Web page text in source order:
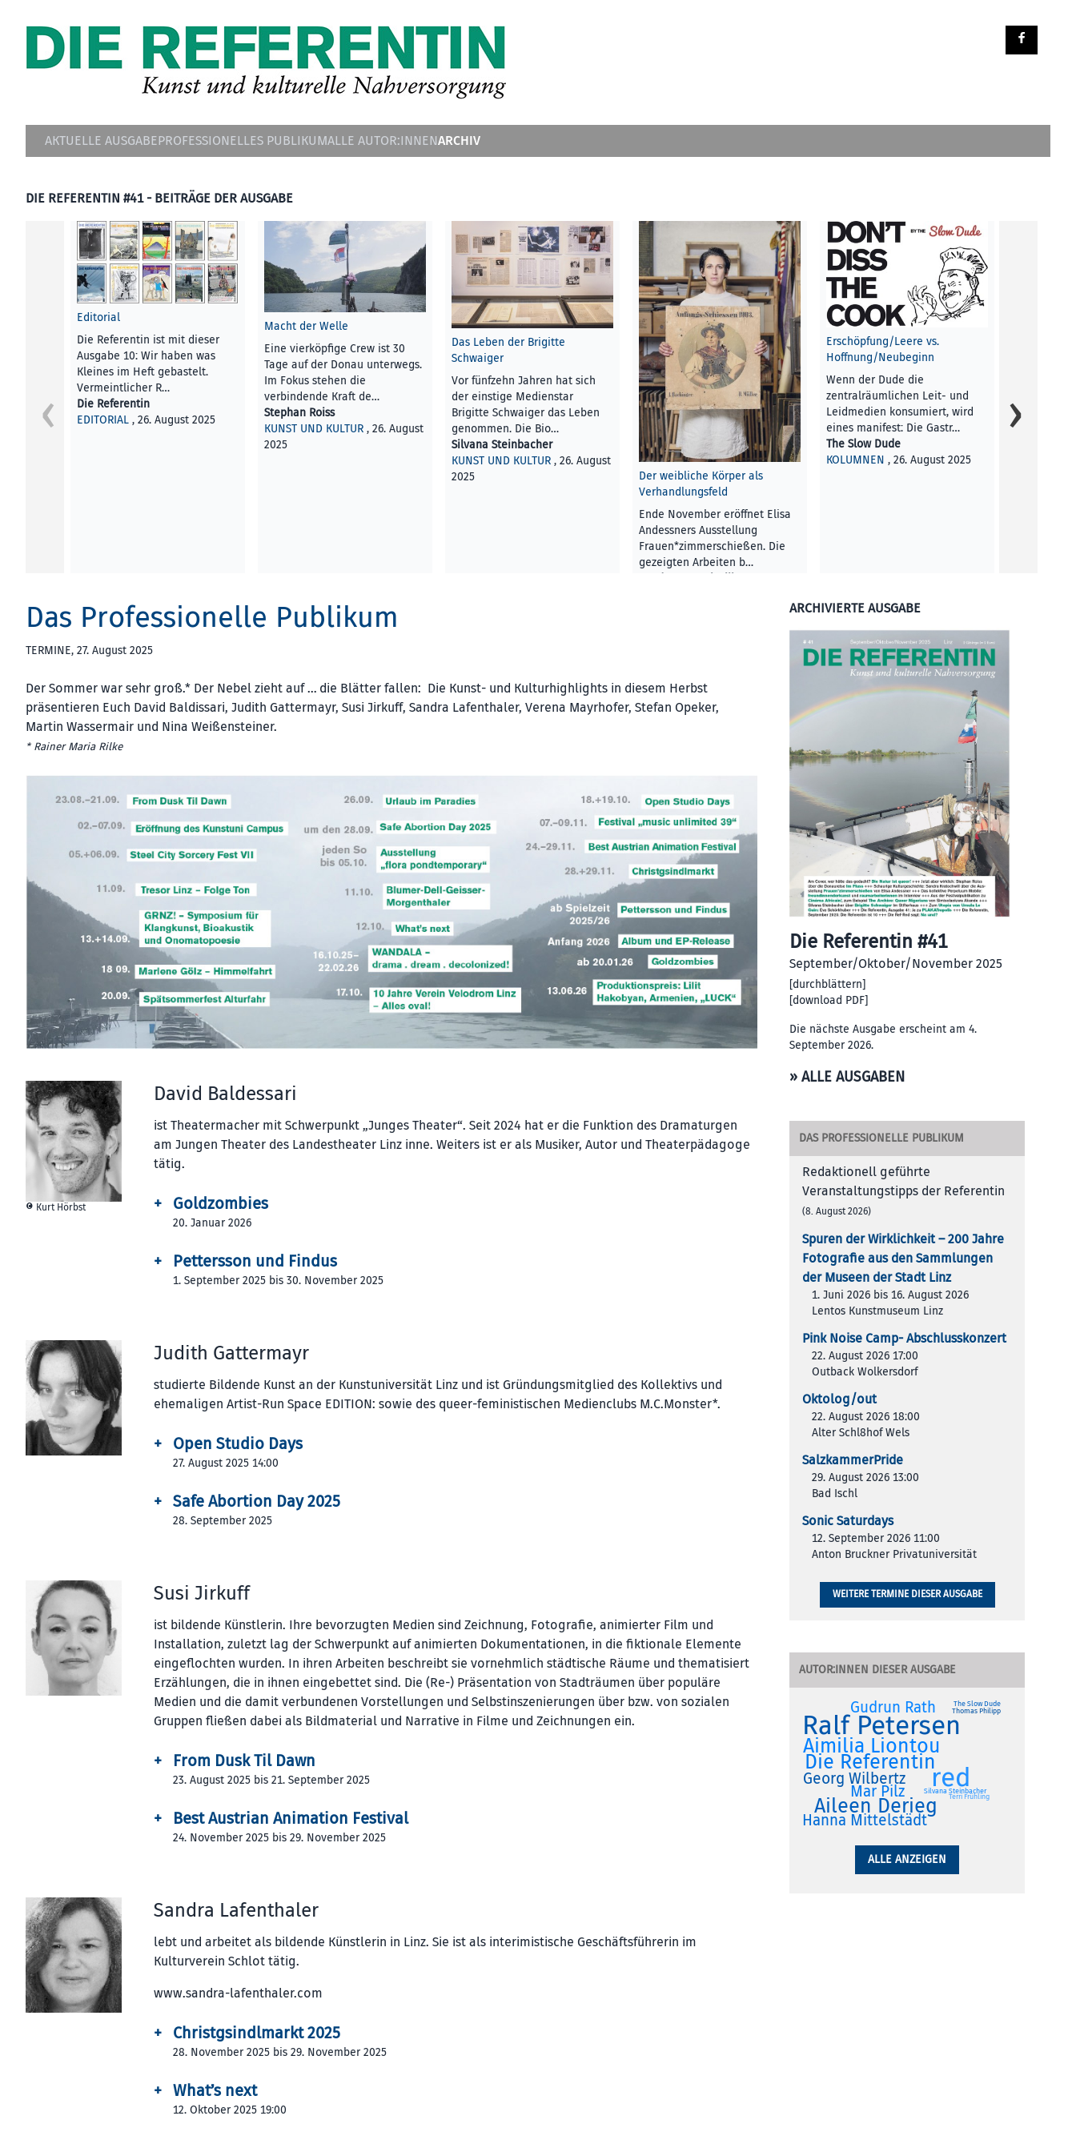
AKTUELLE AUSGABEPROFESSIONELLES PUBLIKUMALLE AUTOR:INNENARCHIV
DIE REFERENTIN #41 - BEITRÄGE DER AUSGABE
Editorial
Die Referentin ist mit dieser
Ausgabe 10: Wir haben was
Kleines im Heft gebastelt.
Vermeintlicher R…
Die Referentin
EDITORIAL , 26. August 2025
Macht der Welle
Eine vierköpfige Crew ist 30
Tage auf der Donau unterwegs.
Im Fokus stehen die
verbindende Kraft de…
Stephan Roiss
KUNST UND KULTUR , 26. August
2025
Das Leben der Brigitte
Schwaiger
Vor fünfzehn Jahren hat sich
der einstige Medienstar
Brigitte Schwaiger das Leben
genommen. Die Bio…
Silvana Steinbacher
KUNST UND KULTUR , 26. August
2025
Der weibliche Körper als
Verhandlungsfeld
Ende November eröffnet Elisa
Andessners Ausstellung
Frauen*zimmerschießen. Die
gezeigten Arbeiten b…
Erschöpfung/Leere vs.
Hoffnung/Neubeginn
Wenn der Dude die
zentralräumlichen Leit- und
Leidmedien konsumiert, wird
eines manifest: Die Gastr…
The Slow Dude
KOLUMNEN , 26. August 2025
Kollektive
Das Professionelle Publikum
TERMINE, 27. August 2025
Der Sommer war sehr groß.* Der Nebel zieht auf … die Blätter fallen: Die Kunst- und Kulturhighlights in diesem Herbst
präsentieren Euch David Baldissari, Judith Gattermayr, Susi Jirkuff, Sandra Lafenthaler, Verena Mayrhofer, Stefan Opeker,
Martin Wassermair und Nina Weißensteiner.
* Rainer Maria Rilke
© Kurt Hörbst
David Baldessari
ist Theatermacher mit Schwerpunkt „Junges Theater“. Seit 2024 hat er die Funktion des Dramaturgen
am Jungen Theater des Landestheater Linz inne. Weiters ist er als Musiker, Autor und Theaterpädagoge
tätig.
+ Goldzombies
20. Januar 2026
+ Pettersson und Findus
1. September 2025 bis 30. November 2025
Judith Gattermayr
studierte Bildende Kunst an der Kunstuniversität Linz und ist Gründungsmitglied des Kollektivs und
ehemaligen Artist-Run Space EDITION: sowie des queer-feministischen Medienclubs M.C.Monster*.
+ Open Studio Days
27. August 2025 14:00
+ Safe Abortion Day 2025
28. September 2025
Susi Jirkuff
ist bildende Künst­lerin. Ihre bevorzugten Medien sind Zeichnung, Fotografie, animierter Film und
Installation, zuletzt lag der Schwerpunkt auf animierten Dokumentationen, in die fiktionale Elemente
eingeflochten wurden. In ihren Arbeiten beschreibt sie vornehmlich städtische Räume und thematisiert
Erzählungen, die in ihnen eingebettet sind. Die (Re-) Präsentation von Stadträumen über populäre
Medien und die damit verbundenen Vorstellungen und Selbstinszenierungen über bzw. von sozialen
Gruppen fließen dabei als Bildmaterial und Narrative in Filme und Zeichnungen ein.
+ From Dusk Til Dawn
23. August 2025 bis 21. September 2025
+ Best Austrian Animation Festival
24. November 2025 bis 29. November 2025
Sandra Lafenthaler
lebt und arbeitet als bildende Künstlerin in Linz. Sie ist als interimistische Geschäftsführerin im
Kulturverein Schlot tätig.
www.sandra-lafenthaler.com
+ Christgsindlmarkt 2025
28. November 2025 bis 29. November 2025
+ What’s next
12. Oktober 2025 19:00
ARCHIVIERTE AUSGABE
Die Referentin #41
September/Oktober/November 2025
[durchblättern]
[download PDF]
Die nächste Ausgabe erscheint am 4.
September 2026.
» ALLE AUSGABEN
DAS PROFESSIONELLE PUBLIKUM
Redaktionell geführte
Veranstaltungstipps der Referentin
(8. August 2026)
Spuren der Wirklichkeit – 200 Jah­re
Foto­gra­fie aus den Samm­lun­gen
der Muse­en der Stadt Linz
1. Juni 2026 bis 16. August 2026
Lentos Kunstmuseum Linz
Pink Noise Camp- Abschlusskonzert
22. August 2026 17:00
Outback Wolkersdorf
Oktolog/out
22. August 2026 18:00
Alter Schl8hof Wels
SalzkammerPride
29. August 2026 13:00
Bad Ischl
Sonic Saturdays
12. September 2026 11:00
Anton Bruckner Privatuniversität
WEITERE TERMINE DIESER AUSGABE
AUTOR:INNEN DIESER AUSGABE
Ralf Petersen
red
Aileen Derieg
Aimilia Liontou
Die Referentin
Georg Wilbertz
Gudrun Rath
Hanna Mittelstädt
Mar Pilz Silvana Steinbacher
Terri Frühling
The Slow Dude
Thomas Philipp
ALLE ANZEIGEN